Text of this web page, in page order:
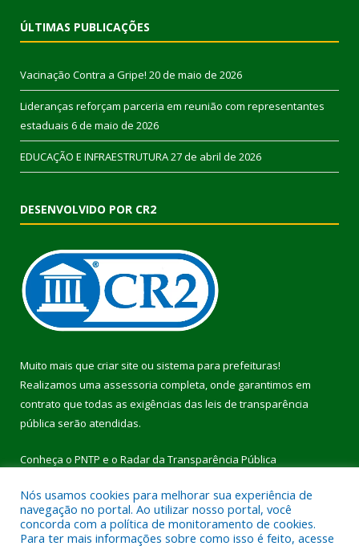
ÚLTIMAS PUBLICAÇÕES
Vacinação Contra a Gripe! 20 de maio de 2026
Lideranças reforçam parceria em reunião com representantes
estaduais 6 de maio de 2026
EDUCAÇÃO E INFRAESTRUTURA27 de abril de 2026
DESENVOLVIDO POR CR2
Muito mais que criar site ou sistema para prefeituras!
Realizamos uma assessoria completa, onde garantimos em
contrato que todas as exigências das leis de transparência
pública serão atendidas.
Conheça o PNTP e o Radar da Transparência Pública
Nós usamos cookies para melhorar sua experiência de
navegação no portal. Ao utilizar nosso portal, você
concorda com a política de monitoramento de cookies.
Para ter mais informações sobre como isso é feito, acesse